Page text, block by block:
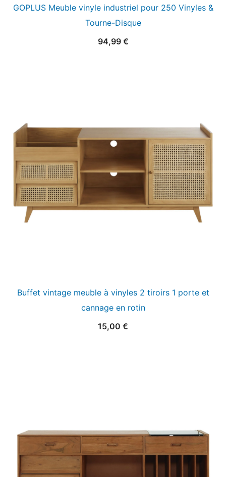
GOPLUS Meuble vinyle industriel pour 250 Vinyles &
Tourne-Disque
94,99 €
Buffet vintage meuble à vinyles 2 tiroirs 1 porte et
cannage en rotin
15,00 €